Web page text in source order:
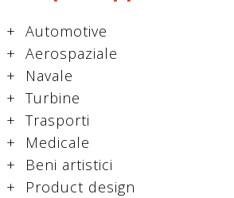
+ Automotive
+ Aerospaziale
+ Navale
+ Turbine
+ Trasporti
+ Medicale
+ Beni artistici
+ Product design